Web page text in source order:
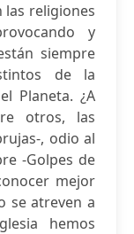
las religiones
y
siempre
de la
Planeta. ¿A
otros, las
, odio al
-Golpes de
mejor
se atreven a
hemos